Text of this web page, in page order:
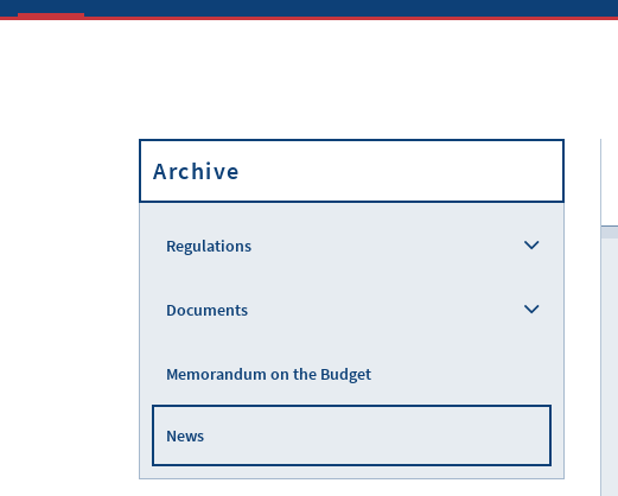
Archive
Regulations
Documents
Memorandum on the Budget
News